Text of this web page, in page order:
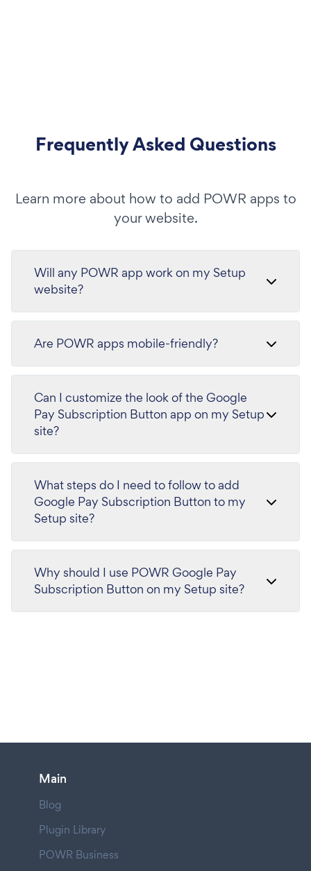
Frequently Asked Questions
Learn more about how to add POWR apps to
your website.
Will any POWR app work on my Setup
website?
Are POWR apps mobile-friendly?
Can I customize the look of the Google
Pay Subscription Button app on my Setup
site?
What steps do I need to follow to add
Google Pay Subscription Button to my
Setup site?
Why should I use POWR Google Pay
Subscription Button on my Setup site?
Main
Blog
Plugin Library
POWR Business